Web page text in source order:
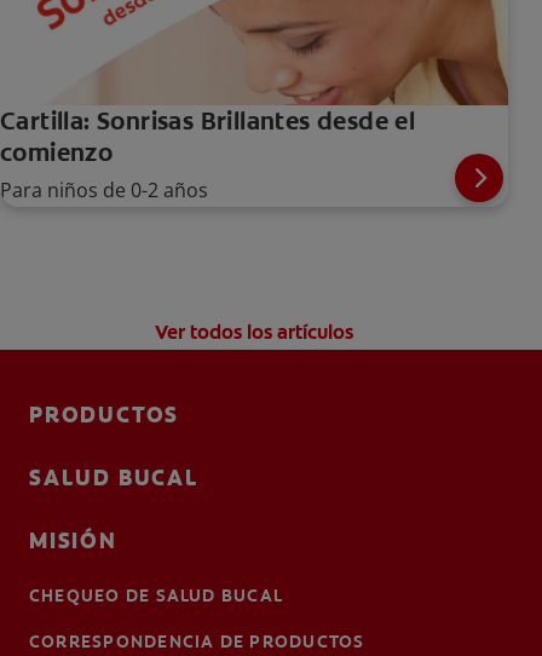
Cartilla: Sonrisas Brillantes desde el
comienzo
Para niños de 0-2 años
Ver todos los artículos
PRODUCTOS
SALUD BUCAL
MISIÓN
CHEQUEO DE SALUD BUCAL
CORRESPONDENCIA DE PRODUCTOS